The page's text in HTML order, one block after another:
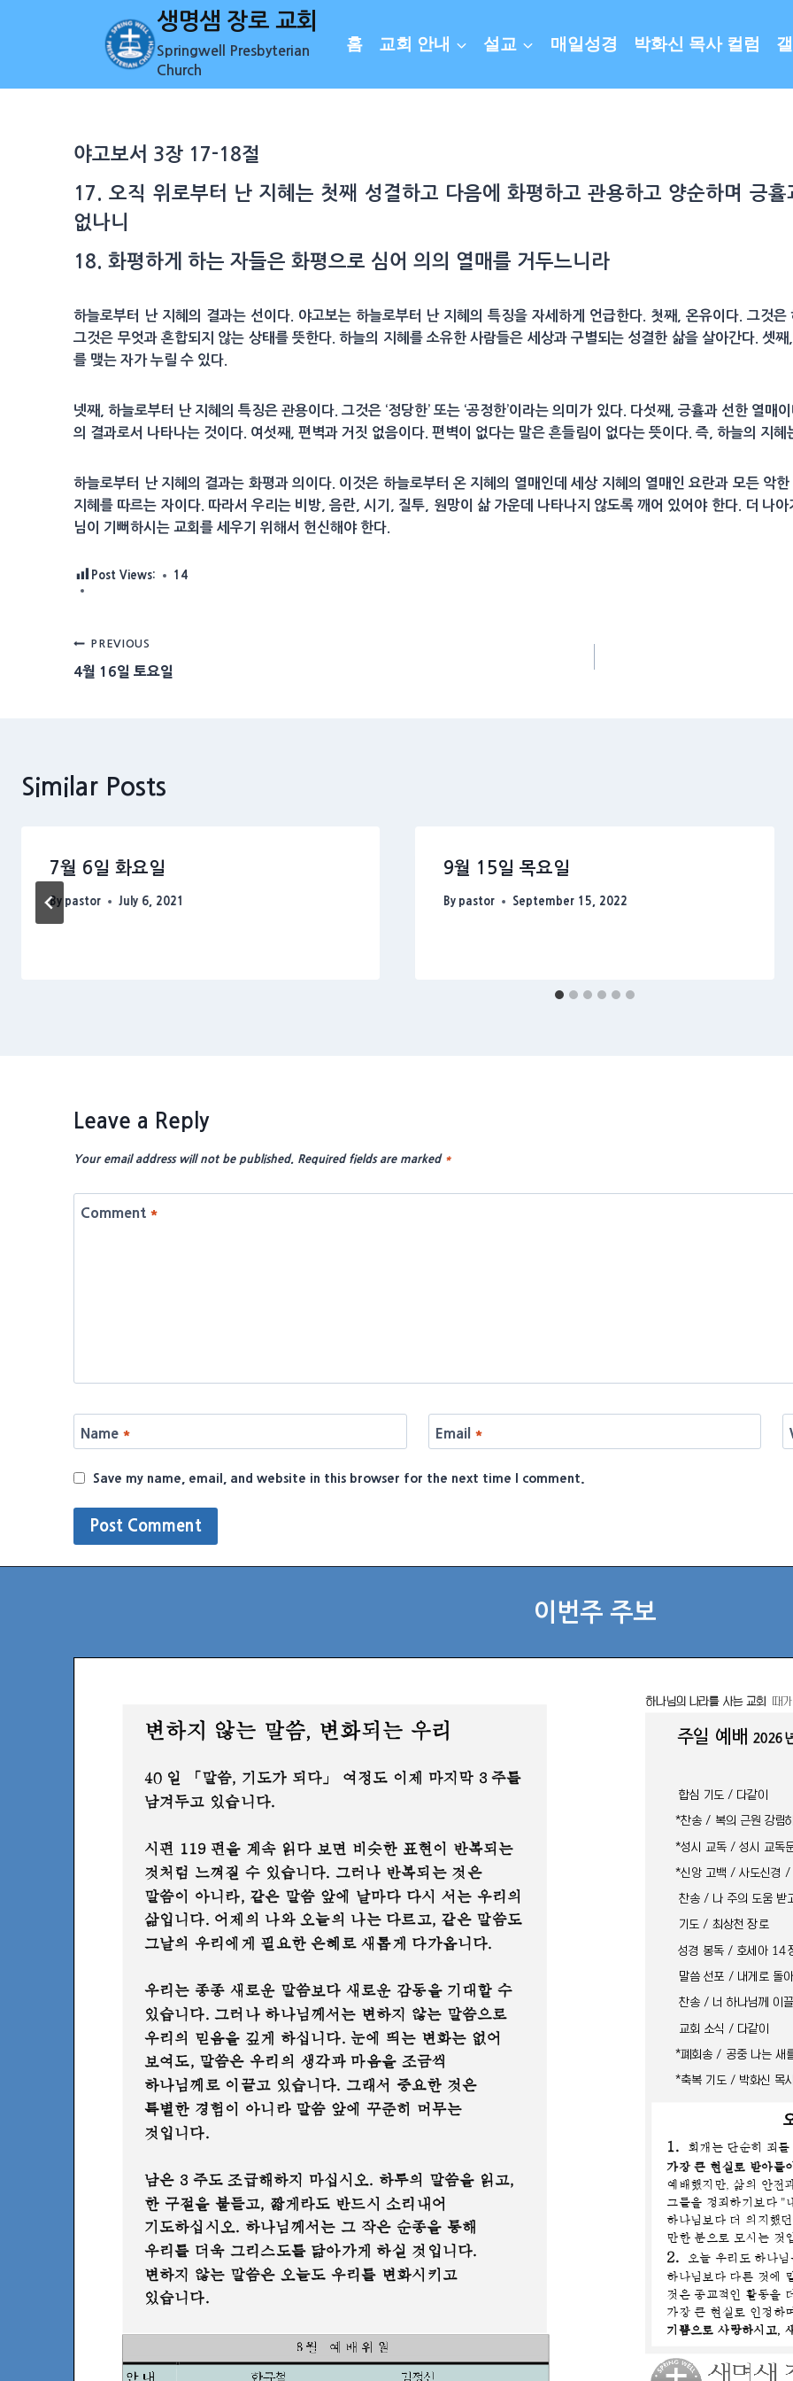
생명샘 장로 교회
Springwell Presbyterian
Church
홈 교회 안내 설교 매일성경 박화신 목사 컬럼
야고보서 3장 17-18절
17. 오직 위로부터 난 지혜는 첫째 성결하고 다음에 화평하고 관용하고 양순하며 긍휼
없나니
18. 화평하게 하는 자들은 화평으로 심어 의의 열매를 거두느니라
하늘로부터 난 지혜의 결과는 선이다. 야고보는 하늘로부터 난 지혜의 특징을 자세하게 언급한다. 첫째, 온유이다. 그것
그것은 무엇과 혼합되지 않는 상태를 뜻한다. 하늘의 지혜를 소유한 사람들은 세상과 구별되는 성결한 삶을 살아간다. 셋
를 맺는 자가 누릴 수 있다.
넷째, 하늘로부터 난 지혜의 특징은 관용이다. 그것은 ‘정당한’ 또는 ‘공정한’이라는 의미가 있다. 다섯째, 긍휼과 선한 열
의 결과로서 나타나는 것이다. 여섯째, 편벽과 거짓 없음이다. 편벽이 없다는 말은 흔들림이 없다는 뜻이다. 즉, 하늘의 지혜
하늘로부터 난 지혜의 결과는 화평과 의이다. 이것은 하늘로부터 온 지혜의 열매인데 세상 지혜의 열매인 요란과 모든 악
지혜를 따르는 자이다. 따라서 우리는 비방, 음란, 시기, 질투, 원망이 삶 가운데 나타나지 않도록 깨어 있어야 한다. 더 나
님이 기뻐하시는 교회를 세우기 위해서 헌신해야 한다.
Post Views: 14
Post
navigation
PREVIOUS
4월 16일 토요일
Similar Posts
7월 6일 화요일
By pastor July 6, 2021
9월 15일 목요일
By pastor September 15, 2022
Leave a Reply
Your email address will not be published. Required fields are marked *
Comment *
Name * Email *
Save my name, email, and website in this browser for the next time I comment.
이번주 주보